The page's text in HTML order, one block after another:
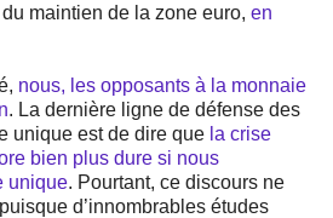
maintien de la zone euro, en
nous, les opposants à la monnaie
. La dernière ligne de défense des
unique est de dire que la crise
bien plus dure si nous
unique. Pourtant, ce discours ne
d’innombrables études